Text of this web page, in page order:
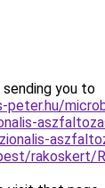
sending you to
peter.hu/
rakoskert/